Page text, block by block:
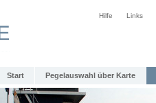
Hilfe Links
Start Pegelauswahl über Karte